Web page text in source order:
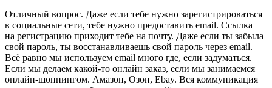
Отличный вопрос. Даже если тебе нужно зарегистрироваться
в социальные сети, тебе нужно предоставить email. Ссылка
на регистрацию приходит тебе на почту. Даже если ты забыла
свой пароль, ты восстанавливаешь свой пароль через email.
Всё равно мы используем email много где, если задуматься.
Если мы делаем какой-то онлайн заказ, если мы занимаемся
онлайн-шоппингом. Aмазон, Озон, Ebay. Вся коммуникация